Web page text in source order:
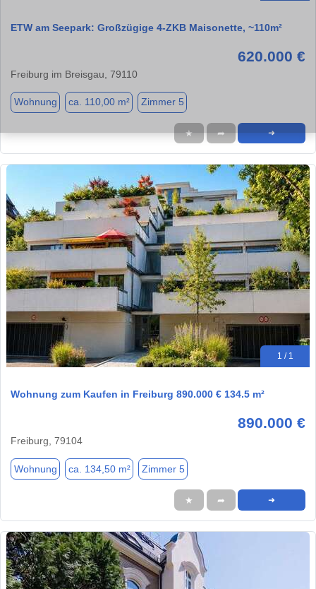
ETW am Seepark: Großzügige 4-ZKB Maisonette, ~110m²
620.000 €
Freiburg im Breisgau, 79110
Wohnung ca. 110,00 m² Zimmer 5
★ ➦ ➜
1 / 1
Wohnung zum Kaufen in Freiburg 890.000 € 134.5 m²
890.000 €
Freiburg, 79104
Wohnung ca. 134,50 m² Zimmer 5
★ ➦ ➜